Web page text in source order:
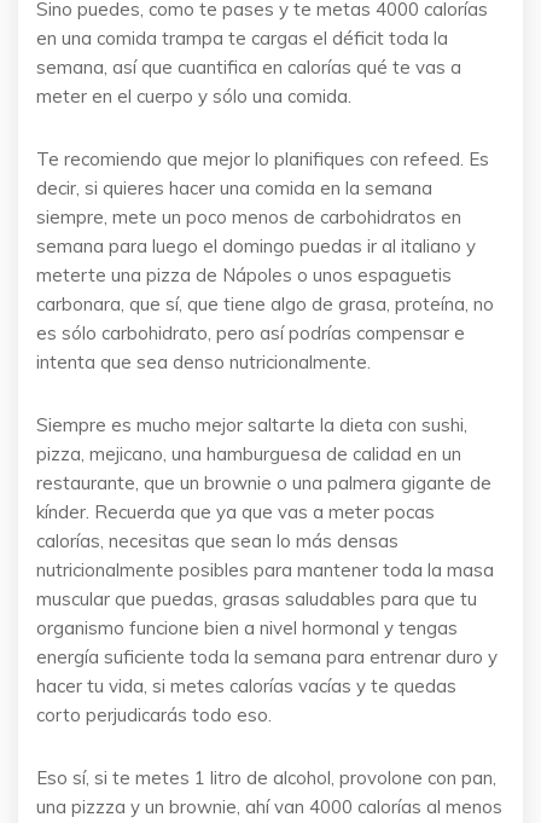
Sino puedes, como te pases y te metas 4000 calorías
en una comida trampa te cargas el déficit toda la
semana, así que cuantifica en calorías qué te vas a
meter en el cuerpo y sólo una comida.
Te recomiendo que mejor lo planifiques con refeed. Es
decir, si quieres hacer una comida en la semana
siempre, mete un poco menos de carbohidratos en
semana para luego el domingo puedas ir al italiano y
meterte una pizza de Nápoles o unos espaguetis
carbonara, que sí, que tiene algo de grasa, proteína, no
es sólo carbohidrato, pero así podrías compensar e
intenta que sea denso nutricionalmente.
Siempre es mucho mejor saltarte la dieta con sushi,
pizza, mejicano, una hamburguesa de calidad en un
restaurante, que un brownie o una palmera gigante de
kínder. Recuerda que ya que vas a meter pocas
calorías, necesitas que sean lo más densas
nutricionalmente posibles para mantener toda la masa
muscular que puedas, grasas saludables para que tu
organismo funcione bien a nivel hormonal y tengas
energía suficiente toda la semana para entrenar duro y
hacer tu vida, si metes calorías vacías y te quedas
corto perjudicarás todo eso.
Eso sí, si te metes 1 litro de alcohol, provolone con pan,
una pizzza y un brownie, ahí van 4000 calorías al menos